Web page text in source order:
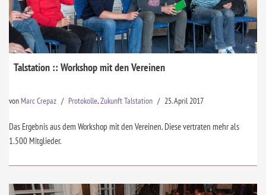
Talstation :: Workshop mit den Vereinen
von Marc Crepaz Protokolle,Zukunft Talstation 25. April 2017
Das Ergebnis aus dem Workshop mit den Vereinen. Diese vertraten mehr als
1.500 Mitglieder.